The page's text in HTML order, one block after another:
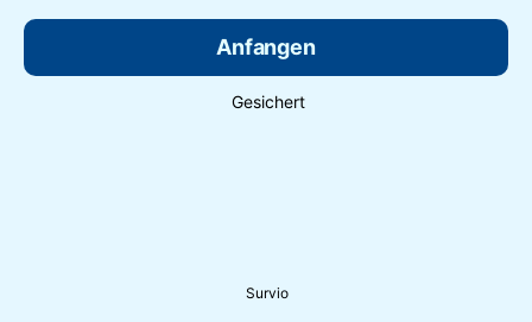
Anfangen
Gesichert
Survio